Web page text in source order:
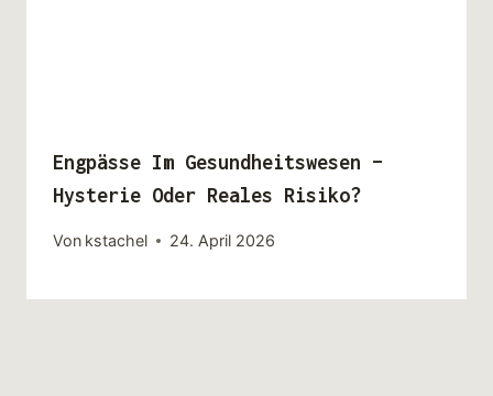
Engpässe Im Gesundheitswesen –
Hysterie Oder Reales Risiko?
Von kstachel 24. April 2026